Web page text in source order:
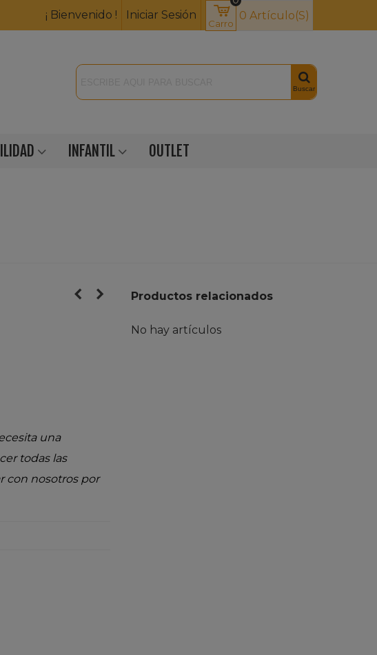
¡ Bienvenido ! Iniciar Sesión
Carro
0 Artículo(s)
Buscar
INFANTIL OUTLET
una
todas las
con nosotros por
Productos relacionados
No hay artículos